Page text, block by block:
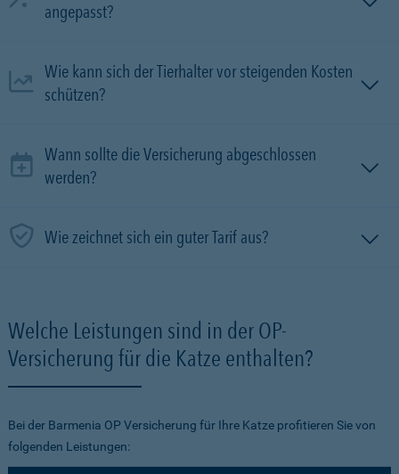
angepasst?
Wie kann sich der Tierhalter vor steigenden Kosten
schützen?
Wann sollte die Versicherung abgeschlossen
werden?
Wie zeichnet sich ein guter Tarif aus?
Welche Leistungen sind in der OP-
Versicherung für die Katze enthalten?
Bei der Barmenia OP Versicherung für Ihre Katze profitieren Sie von
folgenden Leistungen: